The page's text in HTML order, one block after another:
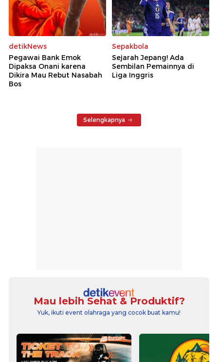
detikNews
Pegawai Bank Emok
Dipaksa Onani karena
Dikira Mau Rebut Nasabah
Bos
Sepakbola
Sejarah Jepang! Ada
Sembilan Pemainnya di
Liga Inggris
Selengkapnya
Mau lebih Sehat & Produktif?
Yuk, ikuti event olahraga yang cocok buat kamu!